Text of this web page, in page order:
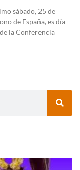
sábado, 25 de
de España, es día
la Conferencia